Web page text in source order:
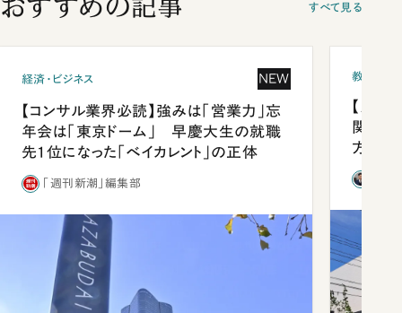
おすすめの記事 すべて見る
経済・ビジネス NEW
【コンサル業界必読】強みは「営業力」忘
年会は「東京ドーム」 早慶大生の就職
先1位になった「ベイカレント」の正体
「週刊新潮」編集部
教育
【九州
関西
方